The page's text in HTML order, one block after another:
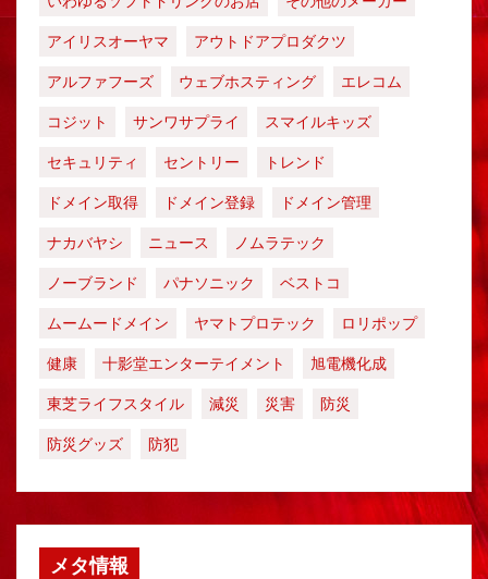
アイリスオーヤマ
アウトドアプロダクツ
アルファフーズ
ウェブホスティング
エレコム
コジット
サンワサプライ
スマイルキッズ
セキュリティ
セントリー
トレンド
ドメイン取得
ドメイン登録
ドメイン管理
ナカバヤシ
ニュース
ノムラテック
ノーブランド
パナソニック
ベストコ
ムームードメイン
ヤマトプロテック
ロリポップ
健康
十影堂エンターテイメント
旭電機化成
東芝ライフスタイル
減災 災害
防災
防災グッズ
防犯
メタ情報